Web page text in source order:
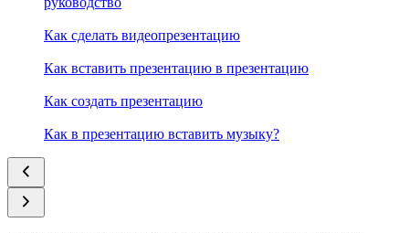
Как сделать видеопрезентацию
Как вставить презентацию в презентацию
Как создать презентацию
Как в презентацию вставить музыку?